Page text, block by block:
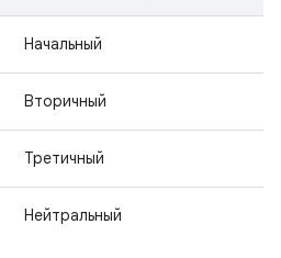
Начальный
Вторичный
Третичный
Нейтральный